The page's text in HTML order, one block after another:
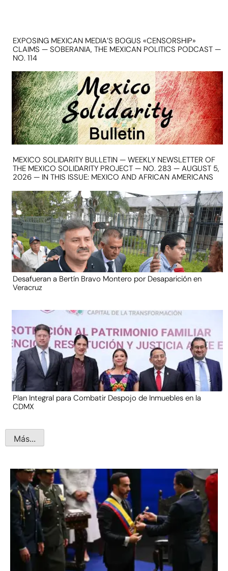
EXPOSING MEXICAN MEDIA’S BOGUS «CENSORSHIP»
CLAIMS — SOBERANIA, THE MEXICAN POLITICS PODCAST —
NO. 114
MEXICO SOLIDARITY BULLETIN — WEEKLY NEWSLETTER OF
THE MEXICO SOLIDARITY PROJECT — NO. 283 — AUGUST 5,
2026 — IN THIS ISSUE: MEXICO AND AFRICAN AMERICANS
Desafueran a Bertín Bravo Montero por Desaparición en
Veracruz
Plan Integral para Combatir Despojo de Inmuebles en la
CDMX
Más...